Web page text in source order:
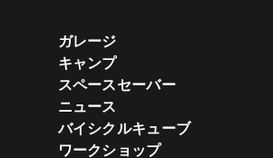
ガレージ
キャンプ
スペースセーバー
ニュース
バイシクルキューブ
ワークショップ